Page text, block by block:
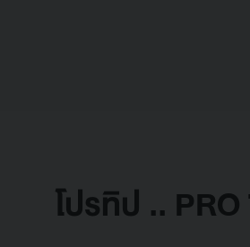
โปรทิป ..